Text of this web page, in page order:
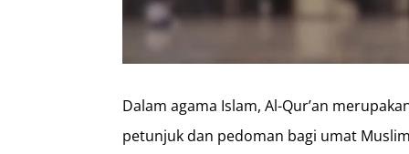
Dalam agama Islam, Al-Qur’an
petunjuk dan pedoman bagi umat